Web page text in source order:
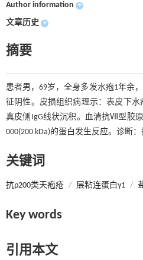
Author information +
文章历史 +
摘要
患者男，69岁，全身多发水疱1年余
征阴性。皮损组织病理示：表皮下水
真皮侧IgG线状沉积。血清抗Ⅶ型胶
000(200 kDa)的蛋白发生反应。诊断
关键词
抗p200类天疱疮 / 层粘连蛋白γ1 /
Key words
引用本文